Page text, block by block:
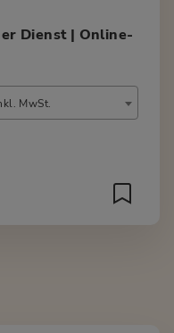
Dienst | Online-
MwSt.